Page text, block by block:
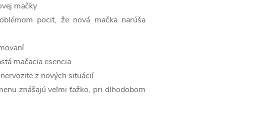
mačky
pocit, že nová mačka narúša
mačacia esencia.
z nových situácií
znášajú veľmi ťažko, pri dlhodobom